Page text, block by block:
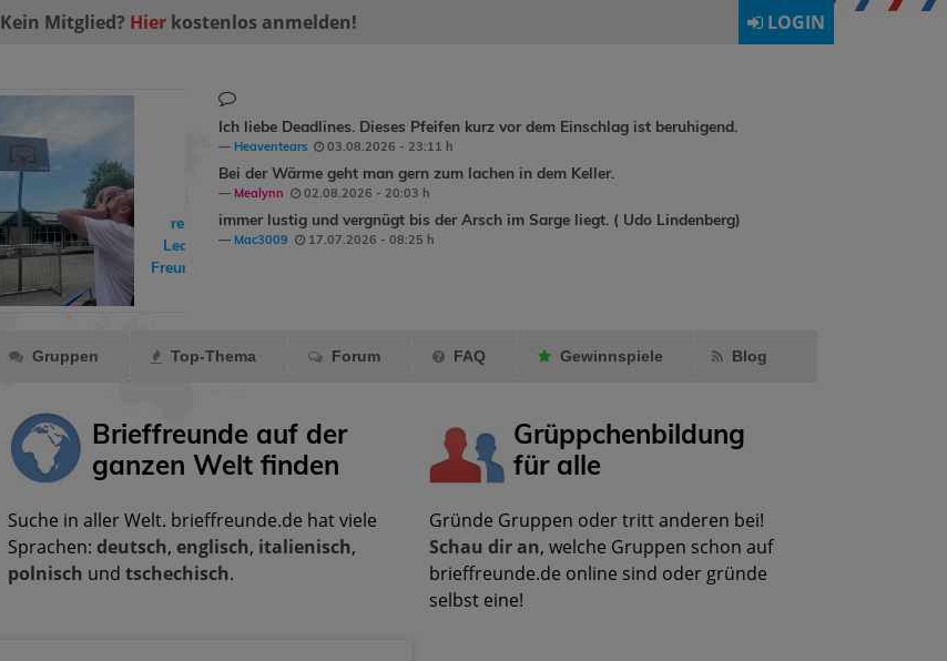
Kein Mitglied? Hier kostenlos anmelden! LOGIN
rene90 hat
LeoSportals
Freund markiert.
freddyundfelixins
Ich liebe Deadlines. Dieses Pfeifen kurz vor dem Einschlag ist beruhigend.
Heaventears 03.08.2026 - 23:11 h
Bei der Wärme geht man gern zum lachen in dem Keller.
Mealynn 02.08.2026 - 20:03 h
immer lustig und vergnügt bis der Arsch im Sarge liegt. ( Udo Lindenberg)
Mac3009 17.07.2026 - 08:25 h
Gruppen Top-Thema Forum FAQ Gewinnspiele Blog
Brieffreunde auf der
ganzen Welt finden
Suche in aller Welt. brieffreunde.de hat viele
Sprachen: deutsch, englisch, italienisch,
polnisch und tschechisch.
Grüppchenbildung
für alle
Gründe Gruppen oder tritt anderen bei!
Schau dir an, welche Gruppen schon auf
brieffreunde.de online sind oder gründe
selbst eine!